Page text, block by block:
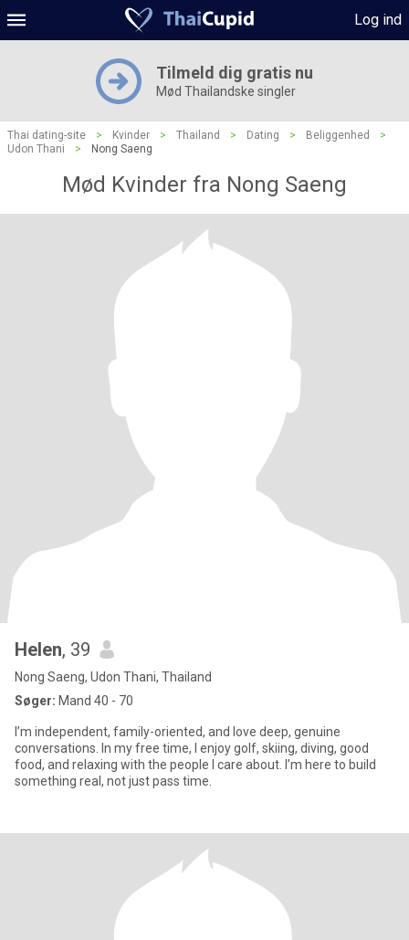
Log ind
Tilmeld dig gratis nu
Mød Thailandske singler
Thai dating-site > Kvinder > Thailand > Dating > Beliggenhed
>
Udon Thani
> Nong Saeng
Mød Kvinder fra Nong Saeng
Helen, 39
Nong Saeng, Udon Thani, Thailand
Søger: Mand 40 - 70
I’m independent, family-oriented, and love deep, genuine
conversations. In my free time, I enjoy golf, skiing, diving, good
food, and relaxing with the people I care about. I’m here to build
something real, not just pass time.